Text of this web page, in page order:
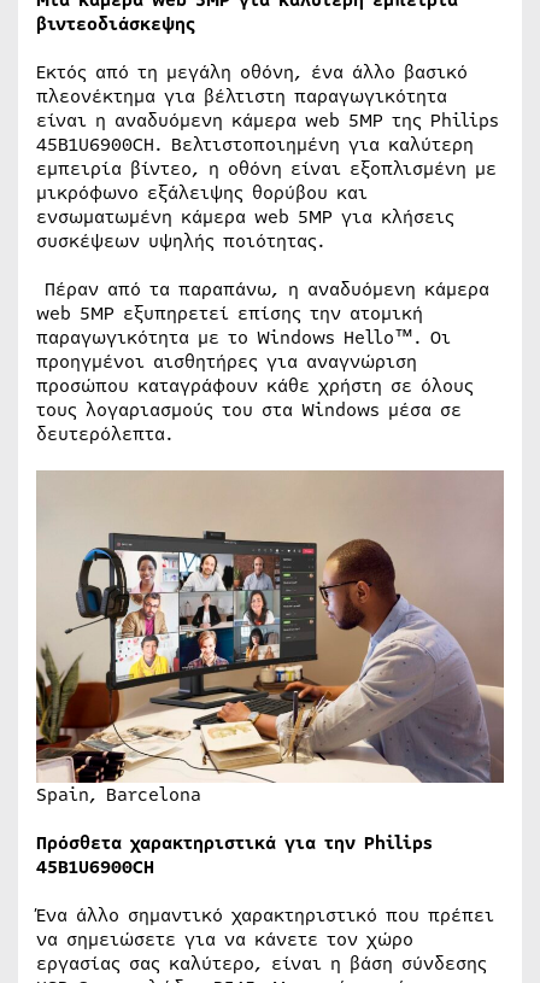
βιντεοδιάσκεψης
Εκτός από τη μεγάλη οθόνη, ένα άλλο βασικό
πλεονέκτημα για βέλτιστη παραγωγικότητα
είναι η αναδυόμενη κάμερα web 5MP της Philips
45B1U6900CH. Βελτιστοποιημένη για καλύτερη
εμπειρία βίντεο, η οθόνη είναι εξοπλισμένη με
μικρόφωνο εξάλειψης θορύβου και
ενσωματωμένη κάμερα web 5MP για κλήσεις
συσκέψεων υψηλής ποιότητας.
Πέραν από τα παραπάνω, η αναδυόμενη κάμερα
web 5MP εξυπηρετεί επίσης την ατομική
παραγωγικότητα με το Windows Hello™. Οι
προηγμένοι αισθητήρες για αναγνώριση
προσώπου καταγράφουν κάθε χρήστη σε όλους
τους λογαριασμούς του στα Windows μέσα σε
δευτερόλεπτα.
Spain, Barcelona
Πρόσθετα χαρακτηριστικά για την Philips
45B1U6900CH
Ένα άλλο σημαντικό χαρακτηριστικό που πρέπει
να σημειώσετε για να κάνετε τον χώρο
εργασίας σας καλύτερο, είναι η βάση σύνδεσης